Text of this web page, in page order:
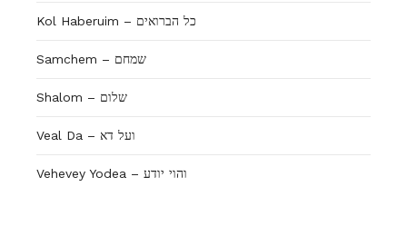
Kol Haberuim – כל הברואים
Samchem – שמחם
Shalom – שלום
Veal Da – ועל דא
Vehevey Yodea – והוי יודע